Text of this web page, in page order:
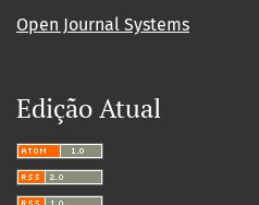
Open Journal Systems
Edição Atual